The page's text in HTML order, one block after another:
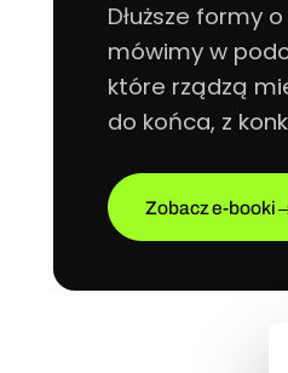
Dłuższe formy
mówimy w
które rządzą
do końca, z
Zobacz e-booki